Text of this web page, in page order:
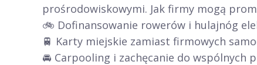
prośrodowiskowymi. Jak firmy mogą
🚲 Dofinansowanie rowerów i hulajnóg
🚆 Karty miejskie zamiast firmowych
🚘 Carpooling i zachęcanie do wspólnych